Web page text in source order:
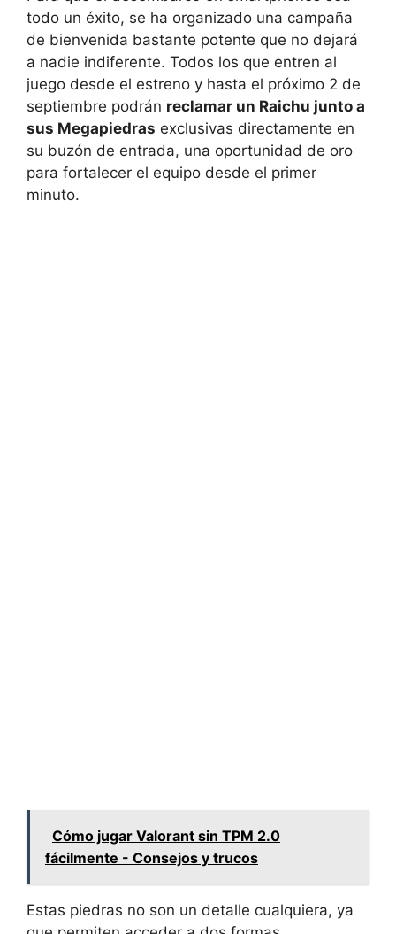
todo un éxito, se ha organizado una campaña
de bienvenida bastante potente que no dejará
a nadie indiferente. Todos los que entren al
juego desde el estreno y hasta el próximo 2 de
septiembre podrán reclamar un Raichu junto a
sus Megapiedras exclusivas directamente en
su buzón de entrada, una oportunidad de oro
para fortalecer el equipo desde el primer
minuto.
Cómo jugar Valorant sin TPM 2.0
fácilmente - Consejos y trucos
Estas piedras no son un detalle cualquiera, ya